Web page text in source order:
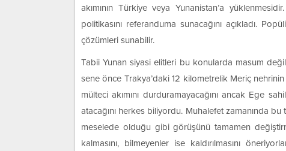
akımının Türkiye veya Yunanistan’a
politikasını referanduma sunacağını açıkladı.
çözümleri sunabilir.
Tabii Yunan siyasi elitleri bu konularda masum
sene önce Trakya’daki 12 kilometrelik Meriç
mülteci akımını durduramayacağını ancak Ege
atacağını herkes biliyordu. Muhalefet zamanında
meselede olduğu gibi görüşünü tamamen
kalmasını, bilmeyenler ise kaldırılmasını